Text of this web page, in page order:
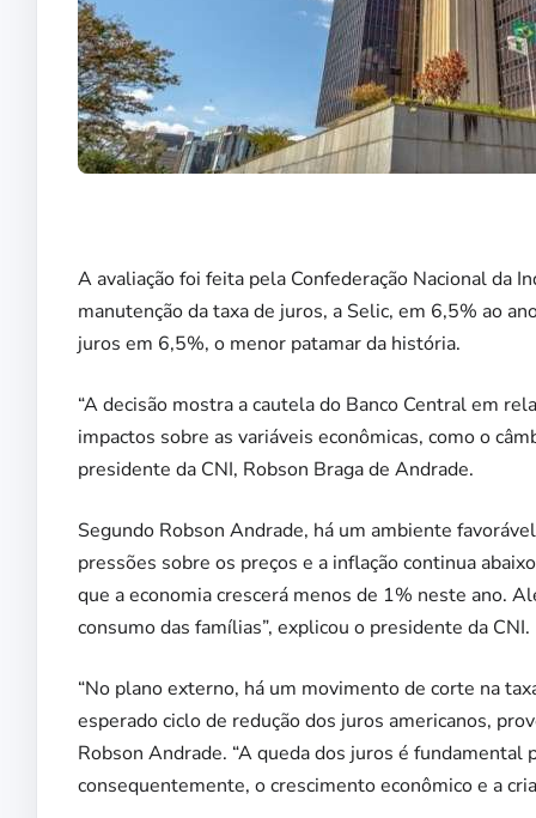
A avaliação foi feita pela Confederação Nacional da
manutenção da taxa de juros, a Selic, em 6,5% ao
juros em 6,5%, o menor patamar da história.
“A decisão mostra a cautela do Banco Central em
impactos sobre as variáveis econômicas, como o
presidente da CNI, Robson Braga de Andrade.
Segundo Robson Andrade, há um ambiente
pressões sobre os preços e a inflação continua
que a economia crescerá menos de 1% neste ano.
consumo das famílias”, explicou o presidente da CNI.
“No plano externo, há um movimento de corte na
esperado ciclo de redução dos juros americanos,
Robson Andrade. “A queda dos juros é
consequentemente, o crescimento econômico e a